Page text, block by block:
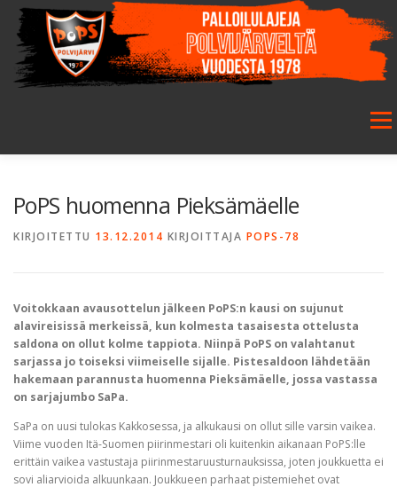
Siirry
sisältöön
GALLERIA
PoPS huomenna Pieksämäelle
KIRJOITETTU 13.12.2014 KIRJOITTAJA POPS-78
Voitokkaan avausottelun jälkeen PoPS:n kausi on sujunut
alavireisissä merkeissä, kun kolmesta tasaisesta ottelusta
saldona on ollut kolme tappiota. Niinpä PoPS on valahtanut
sarjassa jo toiseksi viimeiselle sijalle. Pistesaldoon lähdetään
hakemaan parannusta huomenna Pieksämäelle, jossa vastassa
on sarjajumbo SaPa.
SaPa on uusi tulokas Kakkosessa, ja alkukausi on ollut sille varsin vaikea.
Viime vuoden Itä-Suomen piirinmestari oli kuitenkin aikanaan PoPS:lle
erittäin vaikea vastustaja piirinmestaruusturnauksissa, joten joukkuetta ei
sovi aliarvioida alkuunkaan. Joukkueen parhaat pistemiehet ovat